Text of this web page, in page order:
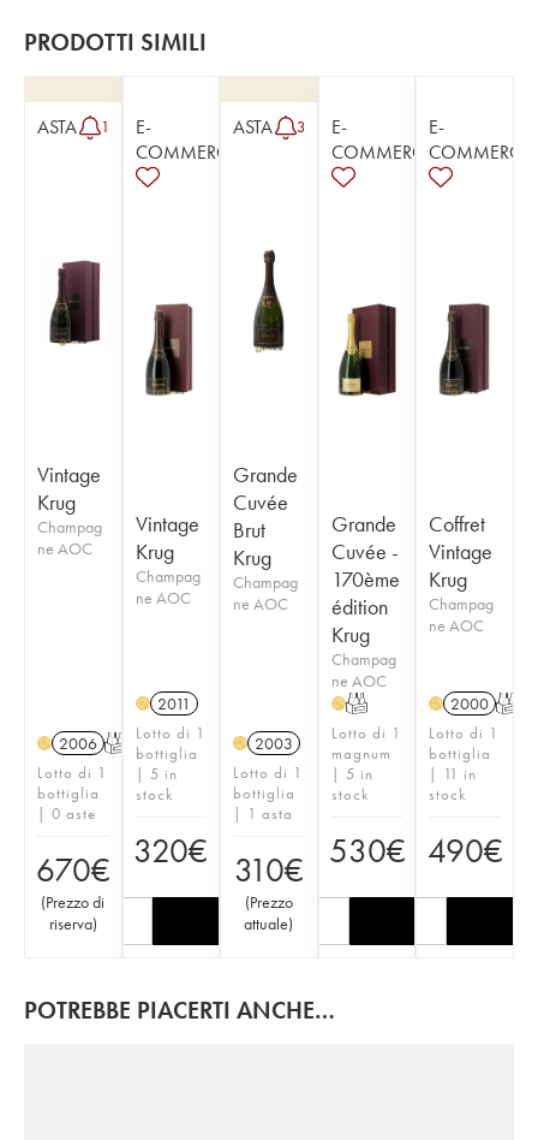
PRODOTTI SIMILI
ASTA 1
Vintage
Krug
Champag
ne AOC
H 2006 T
Lotto di 1
bottiglia
| 0 aste
670€
(Prezzo di
riserva)
E-
COMMERCE
Vintage
Krug
Champag
ne AOC
H 2011
Lotto di 1
bottiglia
| 5 in
stock
320€
ASTA 3
Grande
Cuvée
Brut
Krug
Champag
ne AOC
H 2003
Lotto di 1
bottiglia
| 1 asta
310€
(Prezzo
attuale)
E-
COMMERCE
Grande
Cuvée -
170ème
édition
Krug
Champag
ne AOC
HT
Lotto di 1
magnum
| 5 in
stock
530€
E-
COMMERCE
Coffret
Vintage
Krug
Champag
ne AOC
H 2000 T
Lotto di 1
bottiglia
| 11 in
stock
490€
POTREBBE PIACERTI ANCHE…